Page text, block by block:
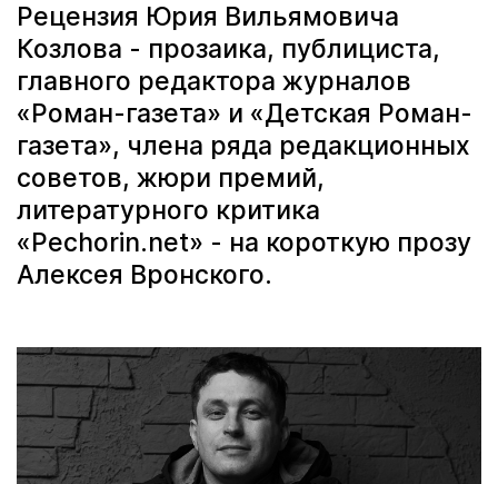
Рецензия Юрия Вильямовича
Козлова - прозаика, публициста,
главного редактора журналов
«Роман-газета» и «Детская Роман-
газета», члена ряда редакционных
советов, жюри премий,
литературного критика
«Pechorin.net» - на короткую прозу
Алексея Вронского.